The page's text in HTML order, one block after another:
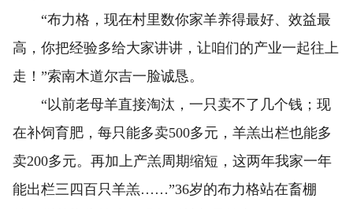
“布力格，现在村里数你家羊养得最好、效益最
高，你把经验多给大家讲讲，让咱们的产业一起往上
走！”索南木道尔吉一脸诚恳。
“以前老母羊直接淘汰，一只卖不了几个钱；现
在补饲育肥，每只能多卖500多元，羊羔出栏也能多
卖200多元。再加上产羔周期缩短，这两年我家一年
能出栏三四百只羊羔……”36岁的布力格站在畜棚